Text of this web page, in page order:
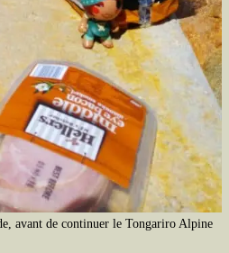
avant de continuer le Tongariro Alpine